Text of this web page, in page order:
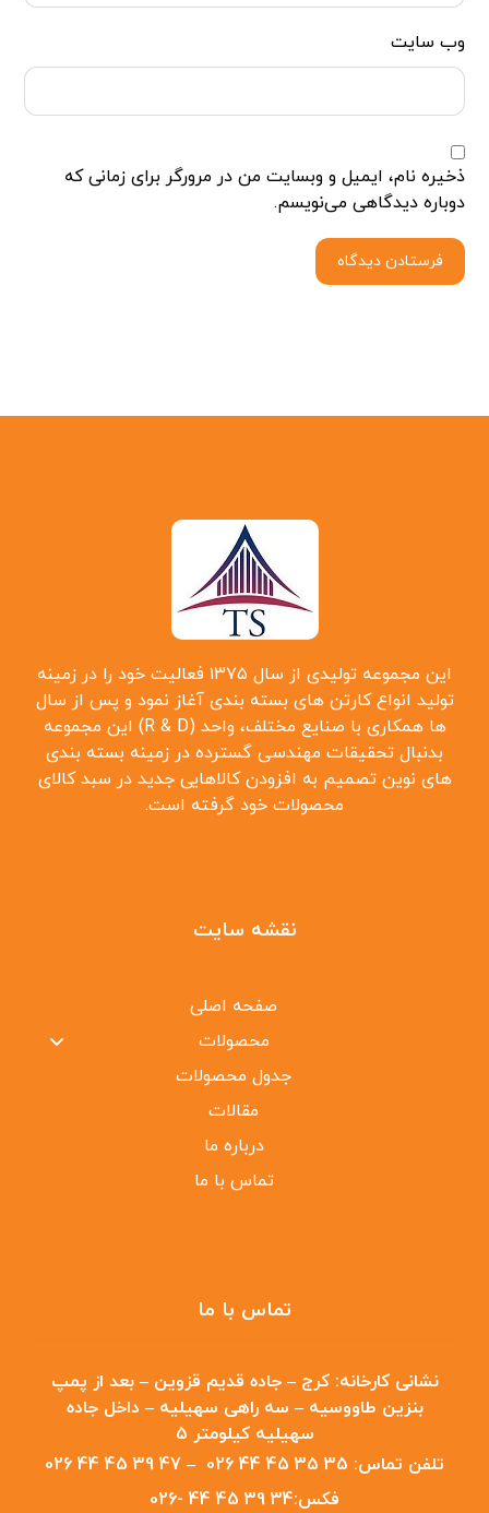
وب‌ سایت
ذخیره نام، ایمیل و وبسایت من در مرورگر برای زمانی که
دوباره دیدگاهی می‌نویسم.
فرستادن دیدگاه
این مجموعه تولیدی از سال ۱۳۷۵ فعالیت خود را در زمینه
تولید انواع کارتن ‌های بسته بندی آغاز نمود و پس از سال
‌ها همکاری با صنایع مختلف، واحد (R & D) این مجموعه
بدنبال تحقیقات مهندسی گسترده در زمینه بسته بندی
‌های نوین تصمیم به افزودن کالاهایی جدید در سبد کالای
محصولات خود گرفته است.
نقشه سایت
صفحه اصلی
محصولات
جدول محصولات
مقالات
درباره ما
تماس با ما
تماس با ما
نشانی کارخانه:کرج – جاده قدیم قزوین – بعد از پمپ
بنزین طاووسیه – سه راهی سهیلیه – داخل جاده
سهیلیه کیلومتر 5
تلفن تماس: 35 35 45 44 026
–
47 39 45 44 026
فکس:34 39 45 44 -026